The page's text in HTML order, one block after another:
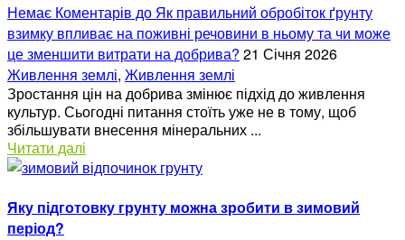
Немає Коментарів до Як правильний обробіток ґрунту
взимку впливає на поживні речовини в ньому та чи може
це зменшити витрати на добрива? 21 Січня 2026
Живлення землі, Живлення землі
Зростання цін на добрива змінює підхід до живлення
культур. Сьогодні питання стоїть уже не в тому, щоб
збільшувати внесення мінеральних ...
Читати далі
Яку підготовку грунту можна зробити в зимовий
період?